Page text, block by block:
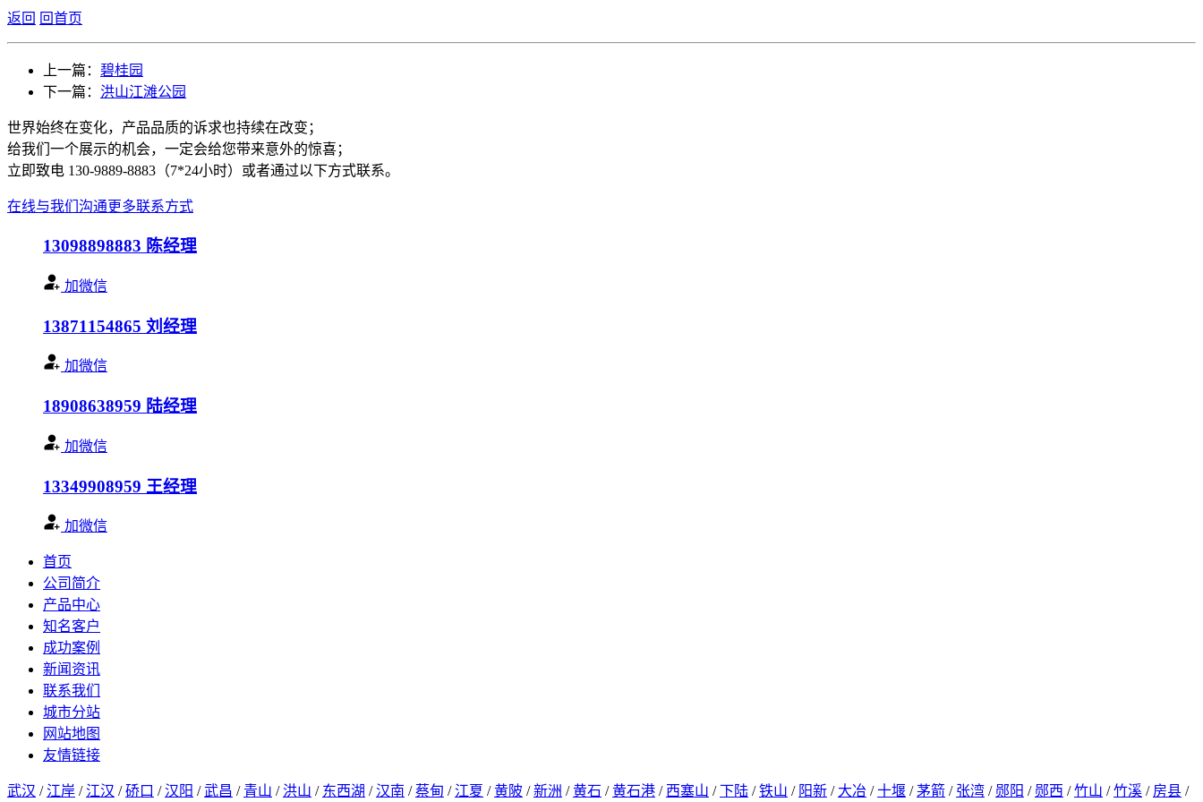
返回 回首页
上一篇： 碧桂园
下一篇： 洪山江滩公园
世界始终在变化，产品品质的诉求也持续在改变；
给我们一个展示的机会，一定会给您带来意外的惊喜；
立即致电 130-9889-8883（7*24小时）或者通过以下方式联系。
在线与我们沟通更多联系方式
13098898883 陈经理
加微信
13871154865 刘经理
加微信
18908638959 陆经理
加微信
13349908959 王经理
加微信
首页
公司简介
产品中心
知名客户
成功案例
新闻资讯
联系我们
城市分站
网站地图
友情链接
武汉 / 江岸 / 江汉 /硚口 /汉阳 /武昌 / 青山 / 洪山 / 东西湖 /汉南 /蔡甸 / 江夏 /黄陂 /新洲 /黄石 /黄石港 / 西塞山 /下陆 /铁山 / 阳新 / 大冶 /十堰 /茅箭 / 张湾 / 郧阳 / 郧西 /竹山 /竹溪 / 房县 /